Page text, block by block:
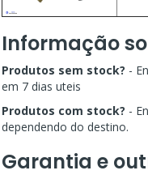
Informação
Produtos sem stock? -
em 7 dias uteis
Produtos com stock? -
dependendo do destino.
Garantia e